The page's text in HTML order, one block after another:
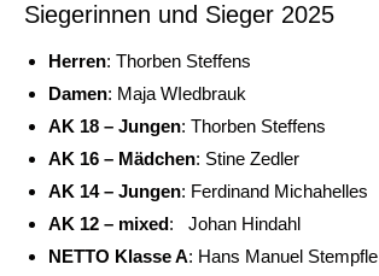
Siegerinnen und Sieger 2025
Herren: Thorben Steffens
Damen: Maja WIedbrauk
AK 18 – Jungen: Thorben Steffens
AK 16 – Mädchen: Stine Zedler
AK 14 – Jungen: Ferdinand Michahelles
AK 12 – mixed: Johan Hindahl
NETTO Klasse A: Hans Manuel Stempfle